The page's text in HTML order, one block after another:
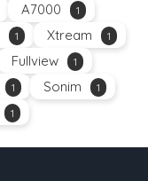
A7000 1
1 Xtream 1
Fullview 1
1 Sonim 1
1